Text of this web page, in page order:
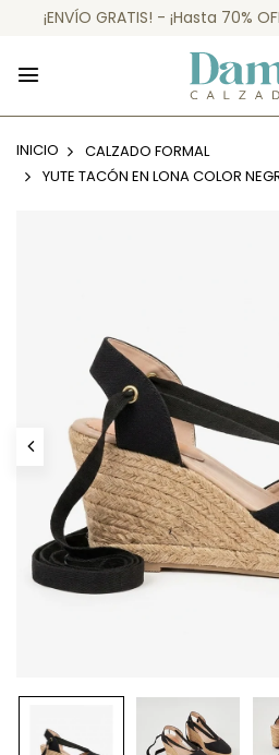
¡ENVÍO GRATIS! - ¡Hasta 70%
INICIO
CALZADO FORMAL
YUTE TACÓN EN LONA COLOR